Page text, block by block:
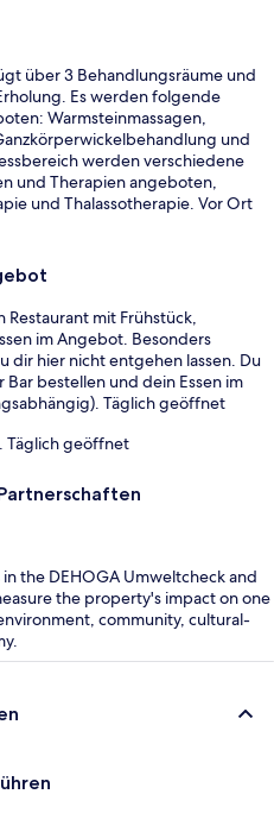
über 3 Behandlungsräume und
Es werden folgende
Warmsteinmassagen,
und
werden verschiedene
und Therapien angeboten,
und Thalassotherapie. Vor Ort
Restaurant mit Frühstück,
im Angebot. Besonders
dir hier nicht entgehen lassen. Du
Bar bestellen und dein Essen im
Täglich geöffnet
Täglich geöffnet
the DEHOGA Umweltcheck and
the property's impact on one
community, cultural-